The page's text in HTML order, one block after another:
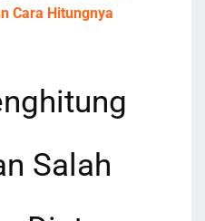
Cara Hitungnya
Salah